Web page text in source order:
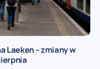
Laeken – zmiany w